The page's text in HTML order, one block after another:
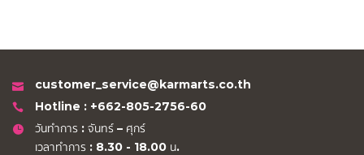
customer_service@karmarts.co.th
Hotline : +662-805-2756-60
วันทำการ : จันทร์ – ศุกร์
เวลาทำการ : 8.30 - 18.00 น.